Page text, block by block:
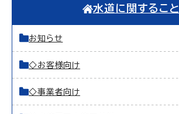
水道に関すること
お知らせ
◇お客様向け
◇事業者向け